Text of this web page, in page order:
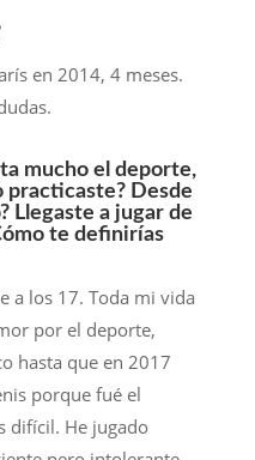
en 2014, 4 meses.
mucho el deporte,
practicaste? Desde
Llegaste a jugar de
te definirías
a los 17. Toda mi vida
por el deporte,
hasta que en 2017
porque fué el
difícil. He jugado